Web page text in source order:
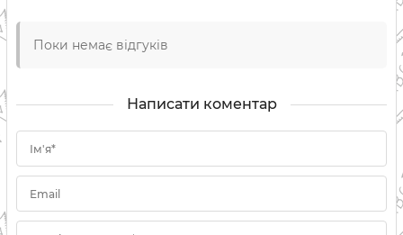
Поки немає відгуків
Написати коментар
Ім'я*
Email